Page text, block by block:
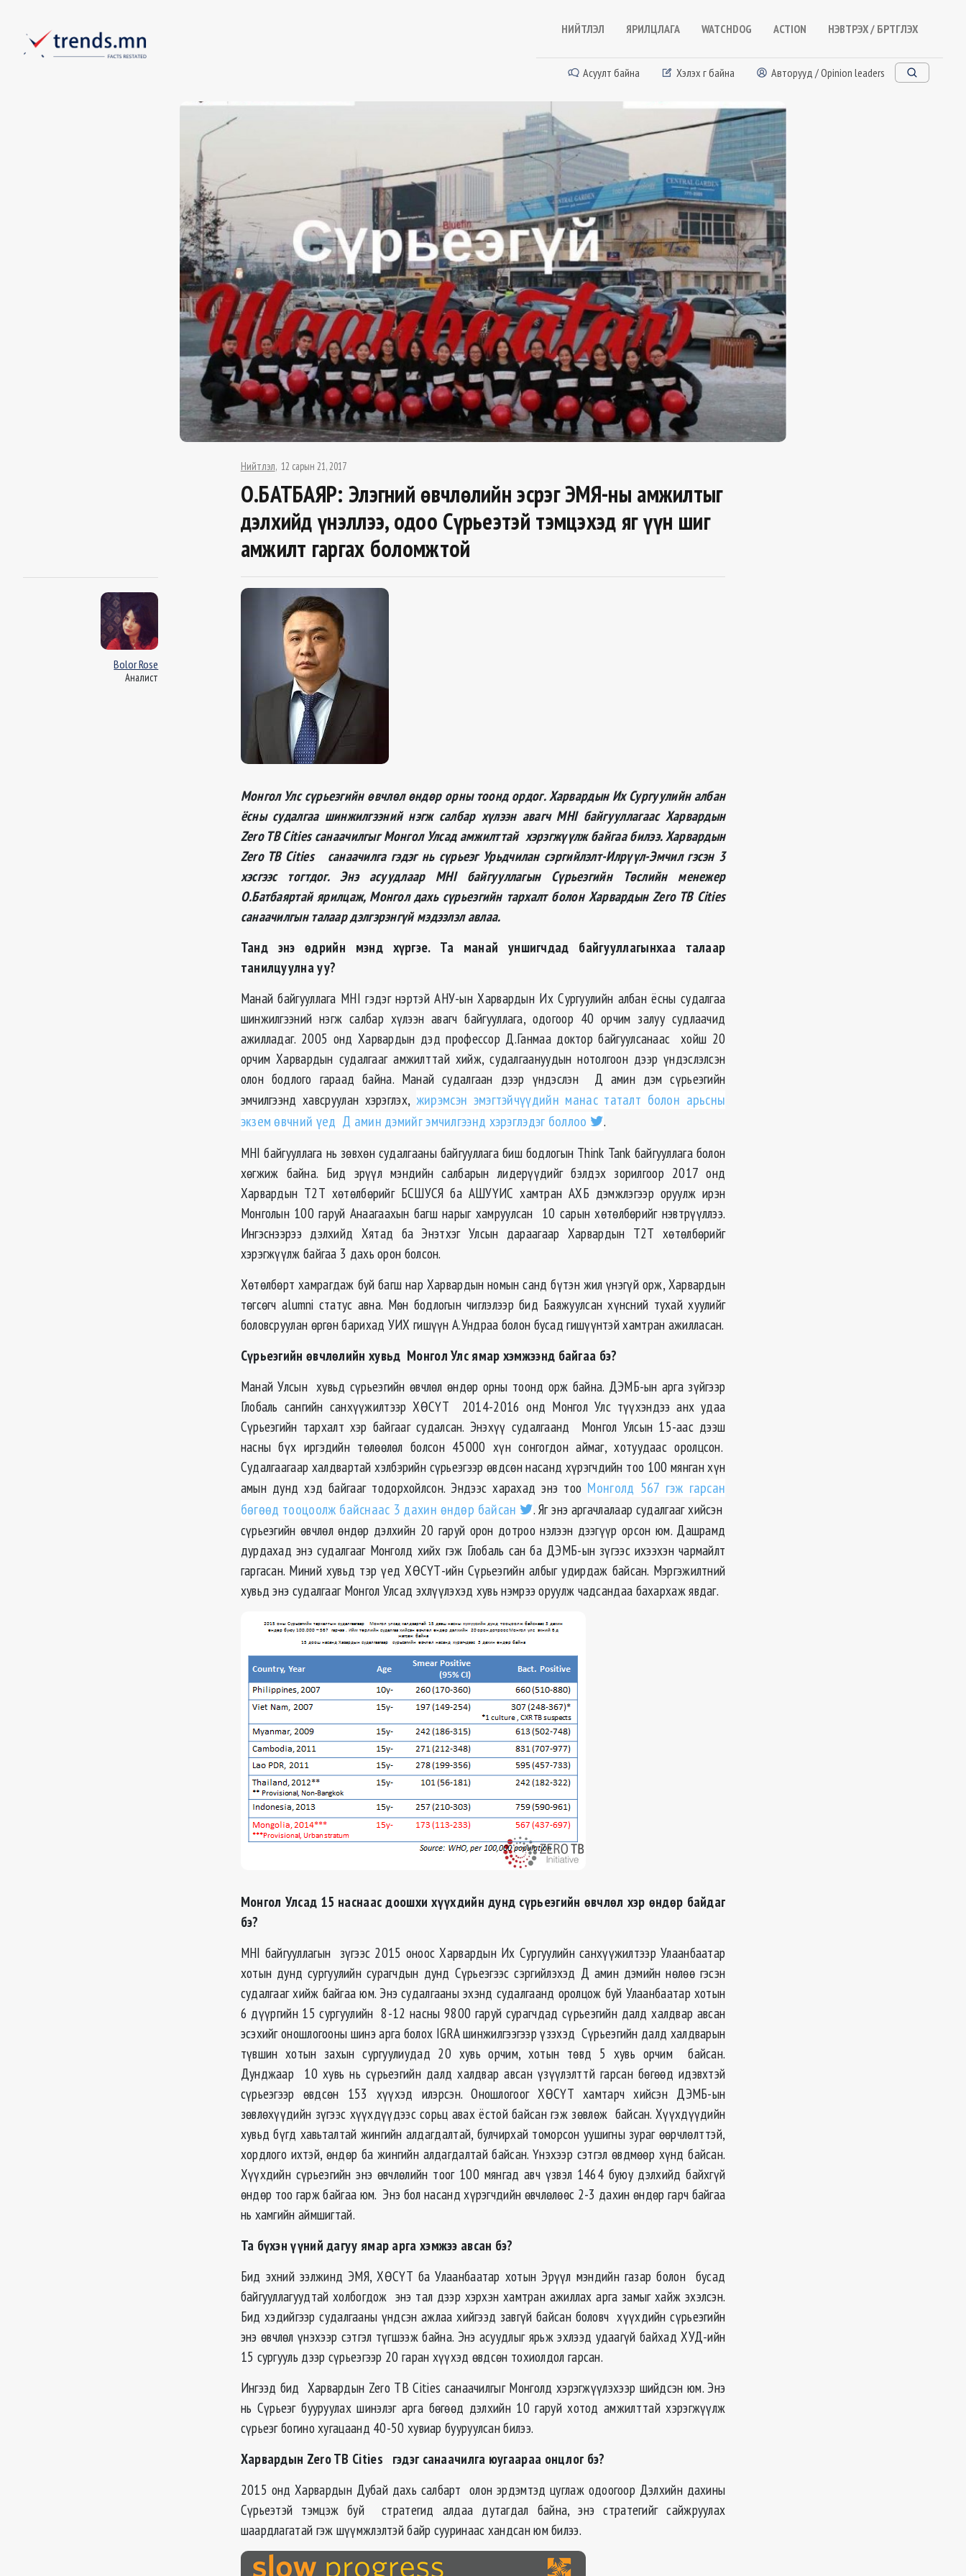
НИЙТЛЭЛ ЯРИЛЦЛАГА WATCHDOG ACTION НЭВТРЭХ / БҮРТГҮҮЛЭХ
Асуулт байна Хэлэх үг байна Авторууд / Opinion leaders
Нийтлэл 12 сарын 21, 2017
О.БАТБАЯР: Элэгний өвчлөлийн эсрэг ЭМЯ-ны амжилтыг
дэлхийд үнэллээ, одоо Сүрьеэтэй тэмцэхэд яг үүн шиг
амжилт гаргах боломжтой
Bolor Rose
Аналист
Монгол Улс сүрьеэгийн өвчлөл өндөр орны тоонд ордог. Харвардын Их Сургуулийн албан
ёсны судалгаа шинжилгээний нэгж салбар хүлээн авагч MHI байгууллагаас Харвардын
Zero TB Cities санаачилгыг Монгол Улсад амжилттай хэрэгжүүлж байгаа билээ. Харвардын
Zero TB Cities санаачилга гэдэг нь сүрьеэг Урьдчилан сэргийлэлт-Илрүүл-Эмчил гэсэн 3
хэсгээс тогтдог. Энэ асуудлаар MHI байгууллагын Сүрьеэгийн Төслийн менежер
О.Батбаяртай ярилцаж, Монгол дахь сүрьеэгийн тархалт болон Харвардын Zero TB Cities
санаачилгын талаар дэлгэрэнгүй мэдээлэл авлаа.
Танд энэ өдрийн мэнд хүргэе. Та манай уншигчдад байгууллагынхаа талаар
танилцуулна уу?
Манай байгууллага MHI гэдэг нэртэй АНУ-ын Харвардын Их Сургуулийн албан ёсны судалгаа
шинжилгээний нэгж салбар хүлээн авагч байгууллага, одогоор 40 орчим залуу судлаачид
ажилладаг. 2005 онд Харвардын дэд профессор Д.Ганмаа доктор байгуулсанаас хойш 20
орчим Харвардын судалгааг амжилттай хийж, судалгаануудын нотолгоон дээр үндэслэлсэн
олон бодлого гараад байна. Манай судалгаан дээр үндэслэн Д амин дэм сүрьеэгийн
эмчилгээнд хавсруулан хэрэглэх, жирэмсэн эмэгтэйчүүдийн манас таталт болон арьсны
экзем өвчний үед Д амин дэмийг эмчилгээнд хэрэглэдэг боллоо
.
MHI байгууллага нь зөвхөн судалгааны байгууллага биш бодлогын Think Tank байгууллага болон
хөгжиж байна. Бид эрүүл мэндийн салбарын лидерүүдийг бэлдэх зорилгоор 2017 онд
Харвардын Т2Т хөтөлбөрийг БСШУСЯ ба АШУҮИС хамтран АХБ дэмжлэгээр оруулж ирэн
Монголын 100 гаруй Анаагаахын багш нарыг хамруулсан 10 сарын хөтөлбөрийг нэвтрүүллээ.
Ингэснээрээ дэлхийд Хятад ба Энэтхэг Улсын дараагаар Харвардын Т2Т хөтөлбөрийг
хэрэгжүүлж байгаа 3 дахь орон болсон.
Хөтөлбөрт хамрагдаж буй багш нар Харвардын номын санд бүтэн жил үнэгүй орж, Харвардын
төгсөгч alumni статус авна. Мөн бодлогын чиглэлээр бид Баяжуулсан хүнсний тухай хуулийг
боловсруулан өргөн барихад УИХ гишүүн А.Ундраа болон бусад гишүүнтэй хамтран ажилласан.
Сүрьеэгийн өвчлөлийн хувьд Монгол Улс ямар хэмжээнд байгаа бэ?
Манай Улсын хувьд сүрьеэгийн өвчлөл өндөр орны тоонд орж байна. ДЭМБ-ын арга зүйгээр
Глобаль сангийн санхүүжилтээр ХӨСҮТ 2014-2016 онд Монгол Улс түүхэндээ анх удаа
Сүрьеэгийн тархалт хэр байгааг судалсан. Энэхүү судалгаанд Монгол Улсын 15-аас дээш
насны бүх иргэдийн төлөөлөл болсон 45000 хүн сонгогдон аймаг, хотуудаас оролцсон.
Судалгаагаар халдвартай хэлбэрийн сүрьеэгээр өвдсөн насанд хүрэгчдийн тоо 100 мянган хүн
амын дунд хэд байгааг тодорхойлсон. Эндээс харахад энэ тоо Монголд 567 гэж гарсан
бөгөөд тооцоолж байснаас 3 дахин өндөр байсан
. Яг энэ аргачлалаар судалгааг хийсэн
сүрьеэгийн өвчлөл өндөр дэлхийн 20 гаруй орон дотроо нэлээн дээгүүр орсон юм. Дашрамд
дурдахад энэ судалгааг Монголд хийх гэж Глобаль сан ба ДЭМБ-ын зүгээс ихээхэн чармайлт
гаргасан. Миний хувьд тэр үед ХӨСҮТ-ийн Сүрьеэгийн албыг удирдаж байсан. Мэргэжилтний
хувьд энэ судалгааг Монгол Улсад эхлүүлэхэд хувь нэмрээ оруулж чадсандаа бахархаж явдаг.
Монгол Улсад 15 наснаас доошхи хүүхдийн дунд сүрьеэгийн өвчлөл хэр өндөр байдаг
бэ?
MHI байгууллагын зүгээс 2015 оноос Харвардын Их Сургуулийн санхүүжилтээр Улаанбаатар
хотын дунд сургуулийн сурагчдын дунд Сүрьеэгээс сэргийлэхэд Д амин дэмийн нөлөө гэсэн
судалгааг хийж байгаа юм. Энэ судалгааны эхэнд судалгаанд оролцож буй Улаанбаатар хотын
6 дүүргийн 15 сургуулийн 8-12 насны 9800 гаруй сурагчдад сүрьеэгийн далд халдвар авсан
эсэхийг оношлогооны шинэ арга болох IGRA шинжилгээгээр үзэхэд Сүрьеэгийн далд халдварын
түвшин хотын захын сургуулиудад 20 хувь орчим, хотын төвд 5 хувь орчим байсан.
Дунджаар 10 хувь нь сүрьеэгийн далд халдвар авсан үзүүлэлттй гарсан бөгөөд идэвхтэй
сүрьеэгээр өвдсөн 153 хүүхэд илэрсэн. Оношлогоог ХӨСҮТ хамтарч хийсэн ДЭМБ-ын
зөвлөхүүдийн зүгээс хүүхдүүдээс сорьц авах ёстой байсан гэж зөвлөж байсан. Хүүхдүүдийн
хувьд бүгд хавьталтай жингийн алдагдалтай, булчирхай томорсон уушигны зураг өөрчлөлттэй,
хордлого ихтэй, өндөр ба жингийн алдагдалтай байсан. Үнэхээр сэтгэл өвдмөөр хүнд байсан.
Хүүхдийн сүрьеэгийн энэ өвчлөлийн тоог 100 мянгад авч үзвэл 1464 буюу дэлхийд байхгүй
өндөр тоо гарж байгаа юм. Энэ бол насанд хүрэгчдийн өвчлөлөөс 2-3 дахин өндөр гарч байгаа
нь хамгийн аймшигтай.
Та бүхэн үүний дагуу ямар арга хэмжээ авсан бэ?
Бид эхний ээлжинд ЭМЯ, ХӨСҮТ ба Улаанбаатар хотын Эрүүл мэндийн газар болон бусад
байгууллагуудтай холбогдож энэ тал дээр хэрхэн хамтран ажиллах арга замыг хайж эхэлсэн.
Бид хэдийгээр судалгааны үндсэн ажлаа хийгээд завгүй байсан боловч хүүхдийн сүрьеэгийн
энэ өвчлөл үнэхээр сэтгэл түгшээж байна. Энэ асуудлыг ярьж эхлээд удаагүй байхад ХУД-ийн
15 сургууль дээр сүрьеэгээр 20 гаран хүүхэд өвдсөн тохиолдол гарсан.
Ингээд бид Харвардын Zero TB Cities санаачилгыг Монголд хэрэгжүүлэхээр шийдсэн юм. Энэ
нь Сүрьеэг бууруулах шинэлэг арга бөгөөд дэлхийн 10 гаруй хотод амжилттай хэрэгжүүлж
сүрьеэг богино хугацаанд 40-50 хувиар бууруулсан билээ.
Харвардын Zero TB Cities гэдэг санаачилга юугаараа онцлог бэ?
2015 онд Харвардын Дубай дахь салбарт олон эрдэмтэд цуглаж одоогоор Дэлхийн дахины
Сүрьеэтэй тэмцэж буй стратегид алдаа дутагдал байна, энэ стратегийг сайжруулах
шаардлагатай гэж шүүмжлэлтэй байр сууринаас хандсан юм билээ.